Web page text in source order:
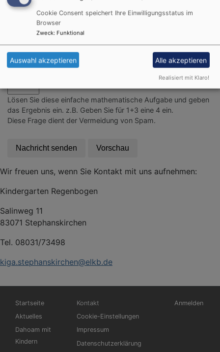
Sie erklären sich damit einverstanden, dass Ihre Daten zur
Bearbeitung Ihres Anliegens verwendet werden. Weitere
Informationen und Widerrufshinweise finden Sie in der
Datenschutzerklärung.
CAPTCHA
Math question (15 + 2 =)
Lösen Sie diese einfache mathematische Aufgabe und geben
das Ergebnis ein. z.B. Geben Sie für 1+3 eine 4 ein.
Diese Frage dient der Vermeidung von Spam.
Wir freuen uns, wenn Sie Kontakt mit uns aufnehmen:
Kindergarten Regenbogen
Salinweg 11
83071 Stephanskirchen
Tel. 08031/73498
kiga.stephanskirchen@elkb.de
Hauptnavigation
Startseite
Aktuelles
Dahoam mit
Kindern
Fußbereichsmenü
Kontakt
Cookie-Einstellungen
Impressum
Datenschutzerklärung
Anmelden
Cookie Consent speichert Ihre Einwilligungsstatus im
Browser
Zweck: Funktional
Auswahl akzeptieren Alle akzeptieren
Realisiert mit Klaro!